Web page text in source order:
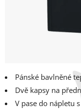
Pánské bavlněné
Dvě kapsy na
V pase do nápletu